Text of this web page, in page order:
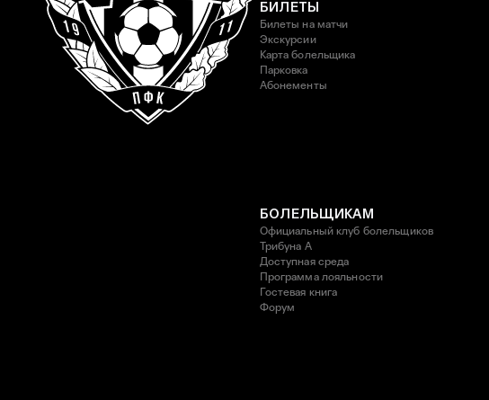
БИЛЕТЫ
Билеты на матчи
Экскурсии
Карта болельщика
Парковка
Абонементы
БОЛЕЛЬЩИКАМ
Официальный клуб болельщиков
Трибуна А
Доступная среда
Программа лояльности
Гостевая книга
Форум